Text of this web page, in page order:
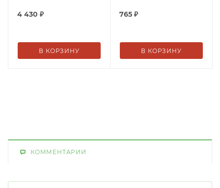
4 430 ₽
В КОРЗИНУ
765 ₽
В КОРЗИНУ
КОММЕНТАРИИ